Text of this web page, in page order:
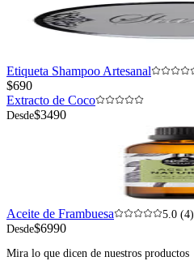
Etiqueta Shampoo Artesanal
$690
Extracto de Coco
Desde$3490
Aceite de Frambuesa
5.0 (4)
Desde$6990
Mira lo que dicen de nuestros productos